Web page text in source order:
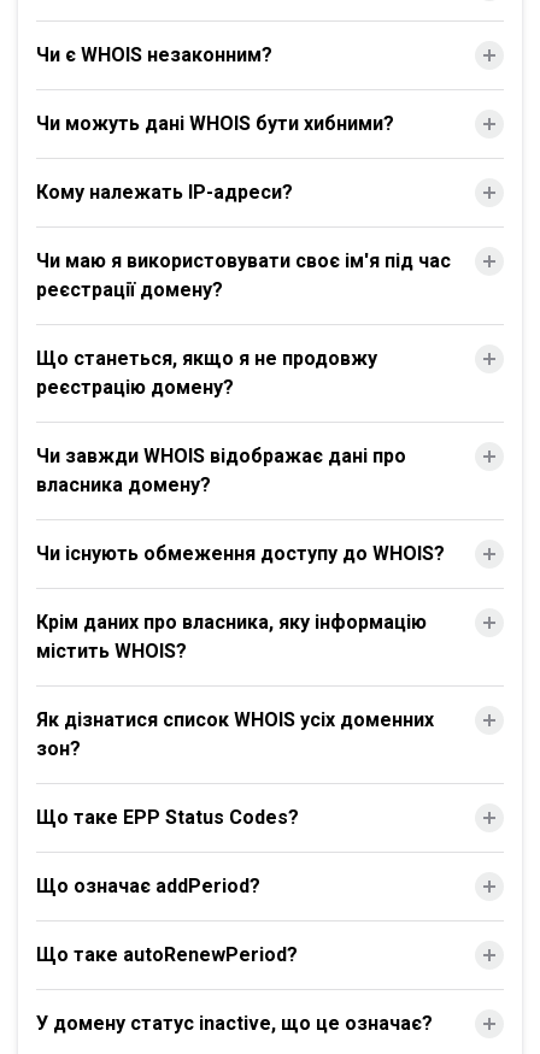
Чи є WHOIS незаконним?
Чи можуть дані WHOIS бути хибними?
Кому належать IP-адреси?
Чи маю я використовувати своє ім'я під час
реєстрації домену?
Що станеться, якщо я не продовжу
реєстрацію домену?
Чи завжди WHOIS відображає дані про
власника домену?
Чи існують обмеження доступу до WHOIS?
Крім даних про власника, яку інформацію
містить WHOIS?
Як дізнатися список WHOIS усіх доменних
зон?
Що таке EPP Status Codes?
Що означає addPeriod?
Що таке autoRenewPeriod?
У домену статус inactive, що це означає?